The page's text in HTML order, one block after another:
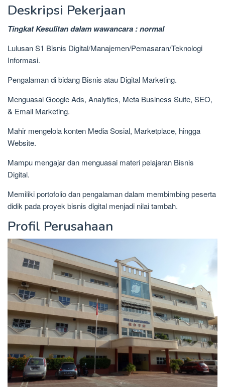
Deskripsi Pekerjaan
Tingkat Kesulitan dalam wawancara : normal
Lulusan S1 Bisnis Digital/Manajemen/Pemasaran/Teknologi
Informasi.
Pengalaman di bidang Bisnis atau Digital Marketing.
Menguasai Google Ads, Analytics, Meta Business Suite, SEO,
& Email Marketing.
Mahir mengelola konten Media Sosial, Marketplace, hingga
Website.
Mampu mengajar dan menguasai materi pelajaran Bisnis
Digital.
Memiliki portofolio dan pengalaman dalam membimbing peserta
didik pada proyek bisnis digital menjadi nilai tambah.
Profil Perusahaan